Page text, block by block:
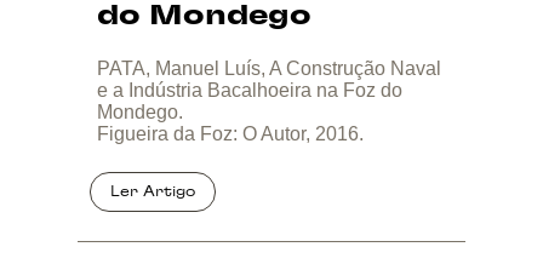
do Mondego
PATA, Manuel Luís, A Construção Naval
e a Indústria Bacalhoeira na Foz do
Mondego.
Figueira da Foz: O Autor, 2016.